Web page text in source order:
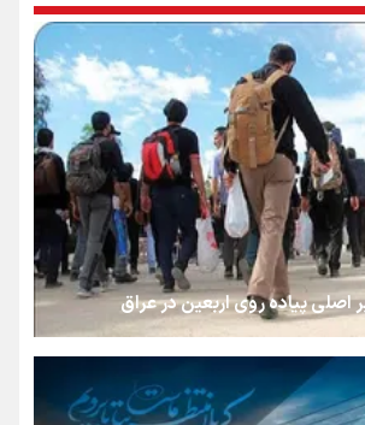
تدبیری برای حفظ امنیت انرژی
میراثی که جهان را شیفته کرد
بزرگ؛ روایتِ یک استخوان، یک نسل، یک توهم!
ملی و حق مردم برای شنیدن صدای رئیس‌جمهوری